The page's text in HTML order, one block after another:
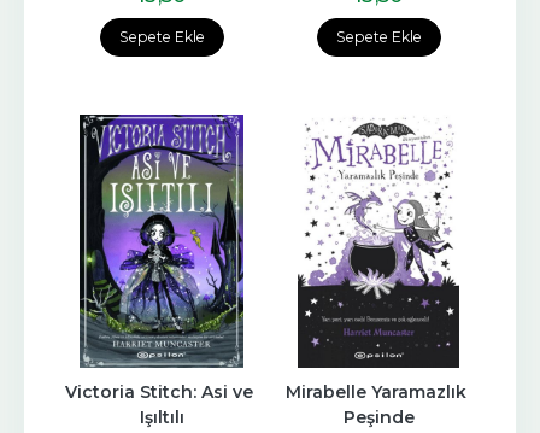
Sepete Ekle Sepete Ekle
Victoria Stitch: Asi ve
Işıltılı
Mirabelle Yaramazlık
Peşinde